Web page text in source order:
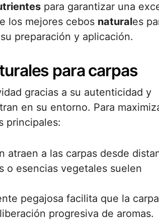
para garantizar una
los mejores cebos naturales
preparación y aplicación.
para carpas
gracias a su autenticidad y
en su entorno. Para
principales:
atraen a las carpas desde
o esencias vegetales suelen
pegajosa facilita que la
progresiva de aromas.